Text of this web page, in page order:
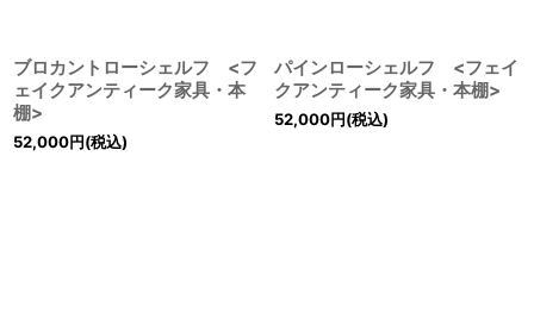
ブロカントローシェルフ <フ
ェイクアンティーク家具・本
棚>
52,000円(税込)
パインローシェルフ <フェイ
クアンティーク家具・本棚>
52,000円(税込)